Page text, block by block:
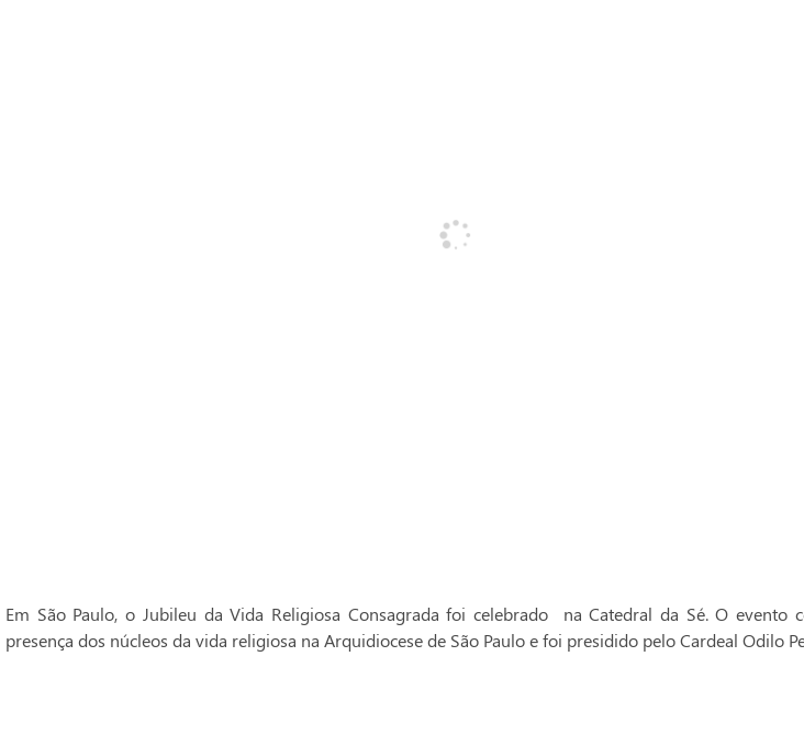
Em São Paulo, o Jubileu da Vida Religiosa Consagrada foi celebrado na Catedral da Sé. O evento
presença dos núcleos da vida religiosa na Arquidiocese de São Paulo e foi presidido pelo Cardeal Odilo